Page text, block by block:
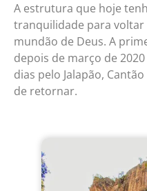
A estrutura que hoje
tranquilidade para voltar
mundão de Deus. A
depois de março de
dias pelo Jalapão,
de retornar.